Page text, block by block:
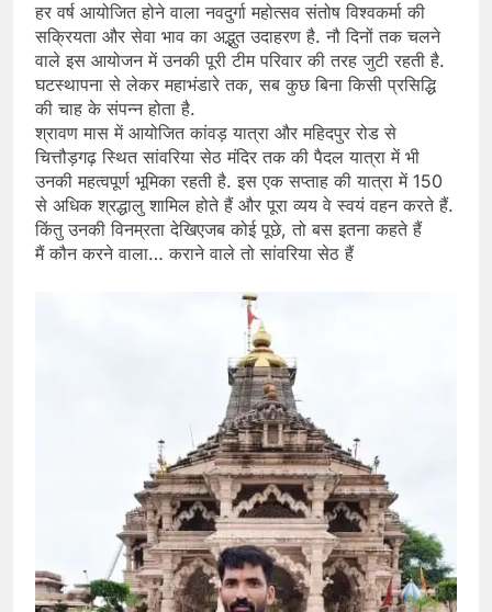
हर वर्ष आयोजित होने वाला नवदुर्गा महोत्सव संतोष विश्वकर्मा की
सक्रियता और सेवा भाव का अद्भुत उदाहरण है. नौ दिनों तक चलने
वाले इस आयोजन में उनकी पूरी टीम परिवार की तरह जुटी रहती है.
घटस्थापना से लेकर महाभंडारे तक, सब कुछ बिना किसी प्रसिद्धि
की चाह के संपन्न होता है.
श्रावण मास में आयोजित कांवड़ यात्रा और महिदपुर रोड से
चित्तौड़गढ़ स्थित सांवरिया सेठ मंदिर तक की पैदल यात्रा में भी
उनकी महत्वपूर्ण भूमिका रहती है. इस एक सप्ताह की यात्रा में 150
से अधिक श्रद्धालु शामिल होते हैं और पूरा व्यय वे स्वयं वहन करते हैं.
किंतु उनकी विनम्रता देखिएजब कोई पूछे, तो बस इतना कहते हैं
मैं कौन करने वाला… कराने वाले तो सांवरिया सेठ हैं